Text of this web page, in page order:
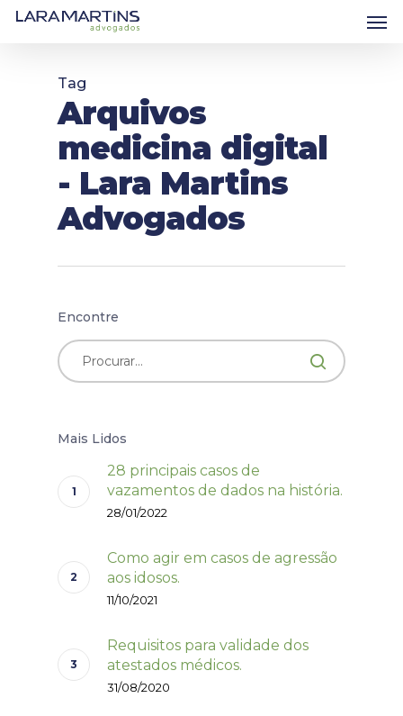
Skip
Tag
Arquivos
medicina digital
- Lara Martins
Advogados
Encontre
Mais Lidos
28 principais casos de
vazamentos de dados na história.
28/01/2022
Como agir em casos de agressão
aos idosos.
11/10/2021
Requisitos para validade dos
atestados médicos.
31/08/2020